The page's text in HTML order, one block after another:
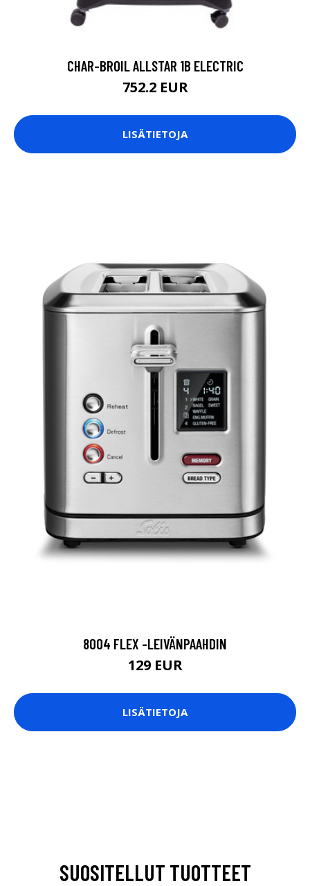
CHAR-BROIL ALLSTAR 1B ELECTRIC
752.2 EUR
LISÄTIETOJA
8004 FLEX -LEIVÄNPAAHDIN
129 EUR
LISÄTIETOJA
SUOSITELLUT TUOTTEET